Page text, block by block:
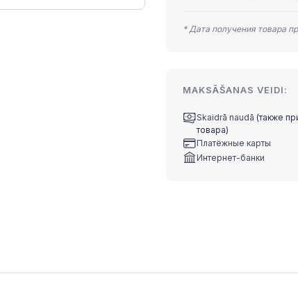
* Дата получения товара
MAKSĀŠANAS VEIDI:
Skaidrā naudā (также
товара)
Платёжные карты
Интернет-банки